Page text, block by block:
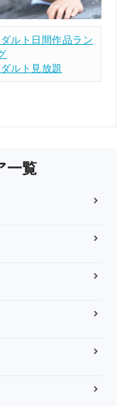
ルト日間作品ラン
ルト見放題
一覧